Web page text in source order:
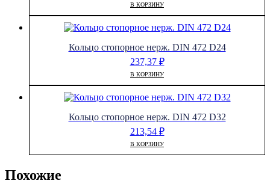
В КОРЗИНУ
Кольцо стопорное нерж. DIN 472 D24
237,37 ₽
В КОРЗИНУ
Кольцо стопорное нерж. DIN 472 D32
213,54 ₽
В КОРЗИНУ
Похожие